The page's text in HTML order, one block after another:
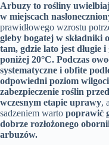
Arbuzy to rośliny
w miejscach
prawidłowego wzrostu
gleby bogatej w składniki
tam, gdzie lato jest długie
poniżej 20°C. Podczas
systematyczne i obfite
odpowiedni poziom
zabezpieczenie roślin
wczesnym etapie uprawy,
sadzeniem warto poprawić
dobrze rozłożonego
arbuzów.